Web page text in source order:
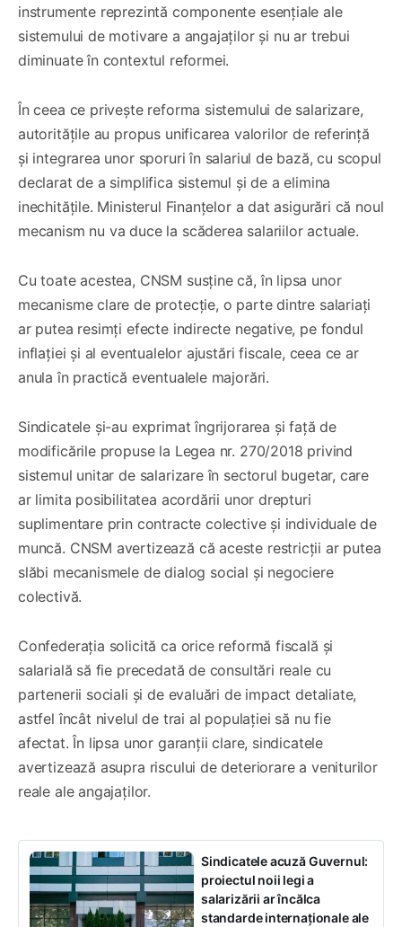
instrumente reprezintă componente esențiale ale
sistemului de motivare a angajaților și nu ar trebui
diminuate în contextul reformei.
În ceea ce privește reforma sistemului de salarizare,
autoritățile au propus unificarea valorilor de referință
și integrarea unor sporuri în salariul de bază, cu scopul
declarat de a simplifica sistemul și de a elimina
inechitățile. Ministerul Finanțelor a dat asigurări că noul
mecanism nu va duce la scăderea salariilor actuale.
Cu toate acestea, CNSM susține că, în lipsa unor
mecanisme clare de protecție, o parte dintre salariați
ar putea resimți efecte indirecte negative, pe fondul
inflației și al eventualelor ajustări fiscale, ceea ce ar
anula în practică eventualele majorări.
Sindicatele și-au exprimat îngrijorarea și față de
modificările propuse la Legea nr. 270/2018 privind
sistemul unitar de salarizare în sectorul bugetar, care
ar limita posibilitatea acordării unor drepturi
suplimentare prin contracte colective și individuale de
muncă. CNSM avertizează că aceste restricții ar putea
slăbi mecanismele de dialog social și negociere
colectivă.
Confederația solicită ca orice reformă fiscală și
salarială să fie precedată de consultări reale cu
partenerii sociali și de evaluări de impact detaliate,
astfel încât nivelul de trai al populației să nu fie
afectat. În lipsa unor garanții clare, sindicatele
avertizează asupra riscului de deteriorare a veniturilor
reale ale angajaților.
Sindicatele acuză Guvernul:
proiectul noii legi a
salarizării ar încălca
standarde internaționale ale